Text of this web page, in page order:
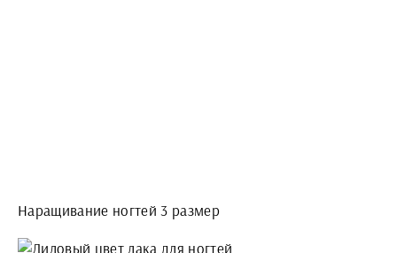
Наращивание ногтей 3 размер